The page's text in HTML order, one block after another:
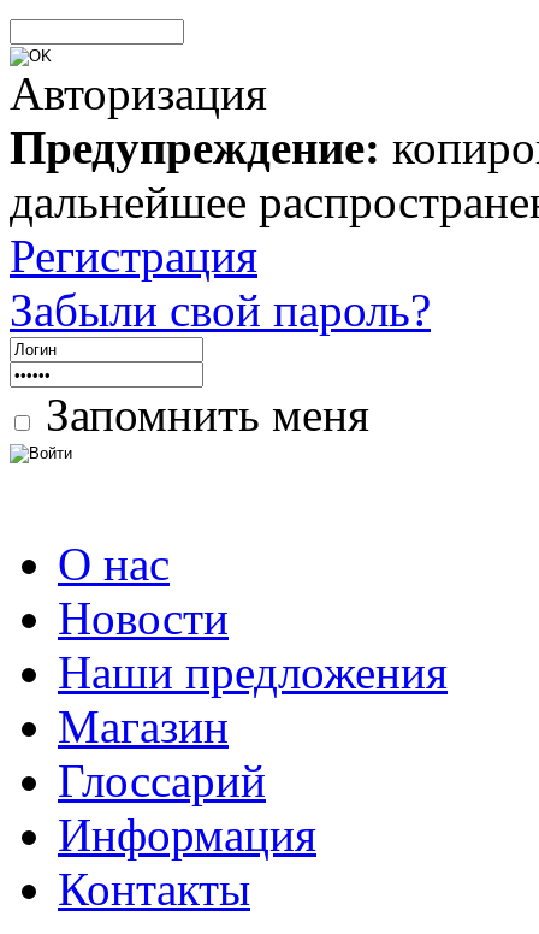
Авторизация
Предупреждение:
дальнейшее
Регистрация
Забыли свой пароль?
Запомнить меня
О нас
Новости
Наши предложения
Магазин
Глоссарий
Информация
Контакты